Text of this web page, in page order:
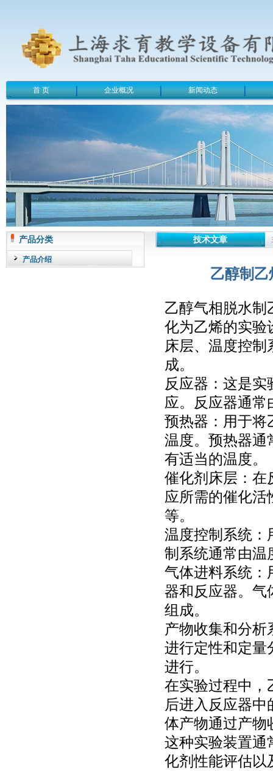
首 页 企业概况 新闻动态
产品分类
产品介绍
技术文章
乙醇制
乙醇气相脱水制
化为乙烯的实验
床层、温度控
成。
反应器：这是
应。反应器通
预热器：用于将
温度。预热器通
有适当的温度。
催化剂床层：在
应所需的催化活
等。
温度控制系统：
制系统通常由温
气体进料系统：
器和反应器。气
组成。
产物收集和分
进行定性和定量
进行。
在实验过程中，
后进入反应器
体产物通过产物
这种实验装置通
化剂性能评估以